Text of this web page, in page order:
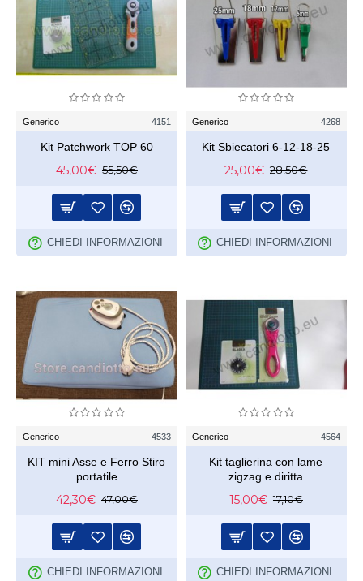
Generico 4151
Kit Patchwork TOP 60
45,00€ 55,50€
CHIEDI INFORMAZIONI
Generico 4268
Kit Sbiecatori 6-12-18-25
25,00€ 28,50€
CHIEDI INFORMAZIONI
Generico 4533
KIT mini Asse e Ferro Stiro
portatile
42,30€ 47,00€
CHIEDI INFORMAZIONI
Generico 4564
Kit taglierina con lame
zigzag e diritta
15,00€ 17,10€
CHIEDI INFORMAZIONI